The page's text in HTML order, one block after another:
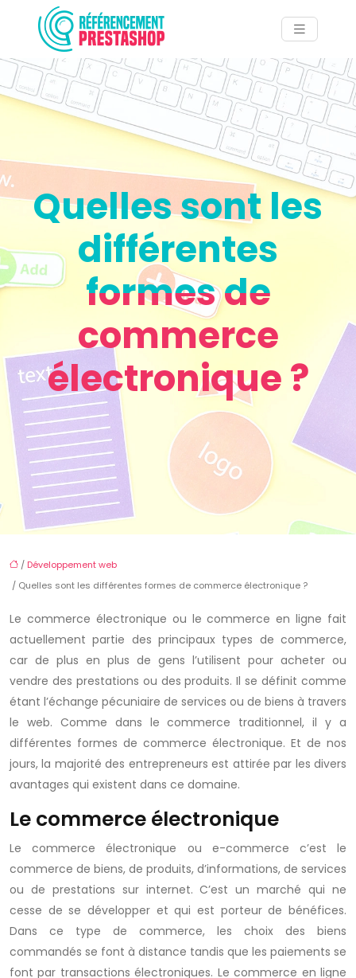
Quelles sont les
différentes
formes de
commerce
électronique ?
/ Développement web
/ Quelles sont les différentes formes de commerce électronique ?
Le commerce électronique ou le commerce en ligne fait
actuellement partie des principaux types de commerce,
car de plus en plus de gens l’utilisent pour acheter ou
vendre des prestations ou des produits. Il se définit comme
étant l’échange pécuniaire de services ou de biens à travers
le web. Comme dans le commerce traditionnel, il y a
différentes formes de commerce électronique. Et de nos
jours, la majorité des entrepreneurs est attirée par les divers
avantages qui existent dans ce domaine.
Le commerce électronique
Le commerce électronique ou e-commerce c’est le
commerce de biens, de produits, d’informations, de services
ou de prestations sur internet. C’est un marché qui ne
cesse de se développer et qui est porteur de bénéfices.
Dans ce type de commerce, les choix des biens
commandés se font à distance tandis que les paiements se
font par transactions électroniques. Le commerce en ligne